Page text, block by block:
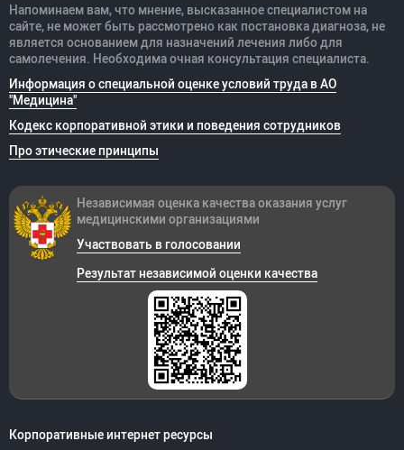
Напоминаем вам, что мнение, высказанное специалистом на
сайте, не может быть рассмотрено как постановка диагноза, не
является основанием для назначений лечения либо для
самолечения. Необходима очная консультация специалиста.
Информация о специальной оценке условий труда в АО
"Медицина"
Кодекс корпоративной этики и поведения сотрудников
Про этические принципы
Корпоративные интернет ресурсы
Независимая оценка качества оказания услуг
медицинскими организациями
Участвовать в голосовании
Результат независимой оценки качества